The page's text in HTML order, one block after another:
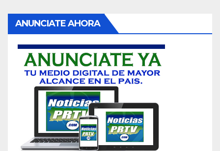
ANUNCIATE AHORA